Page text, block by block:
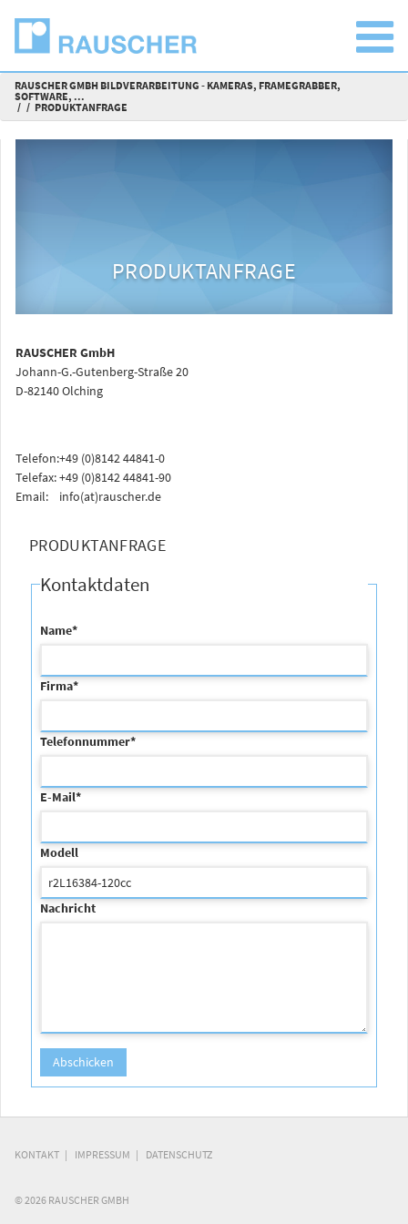
RAUSCHER GMBH BILDVERARBEITUNG - KAMERAS, FRAMEGRABBER,
SOFTWARE, ...
PRODUKTANFRAGE
PRODUKTANFRAGE
RAUSCHER GmbH
Johann-G.-Gutenberg-Straße 20
D-82140 Olching
Telefon:+49 (0)8142 44841-0
Telefax:+49 (0)8142 44841-90
Email:
info(at)rauscher.de
PRODUKTANFRAGE
Kontaktdaten
Name*
Firma*
Telefonnummer*
E-Mail*
Modell
Nachricht
KONTAKT IMPRESSUM DATENSCHUTZ
© 2026 RAUSCHER GMBH